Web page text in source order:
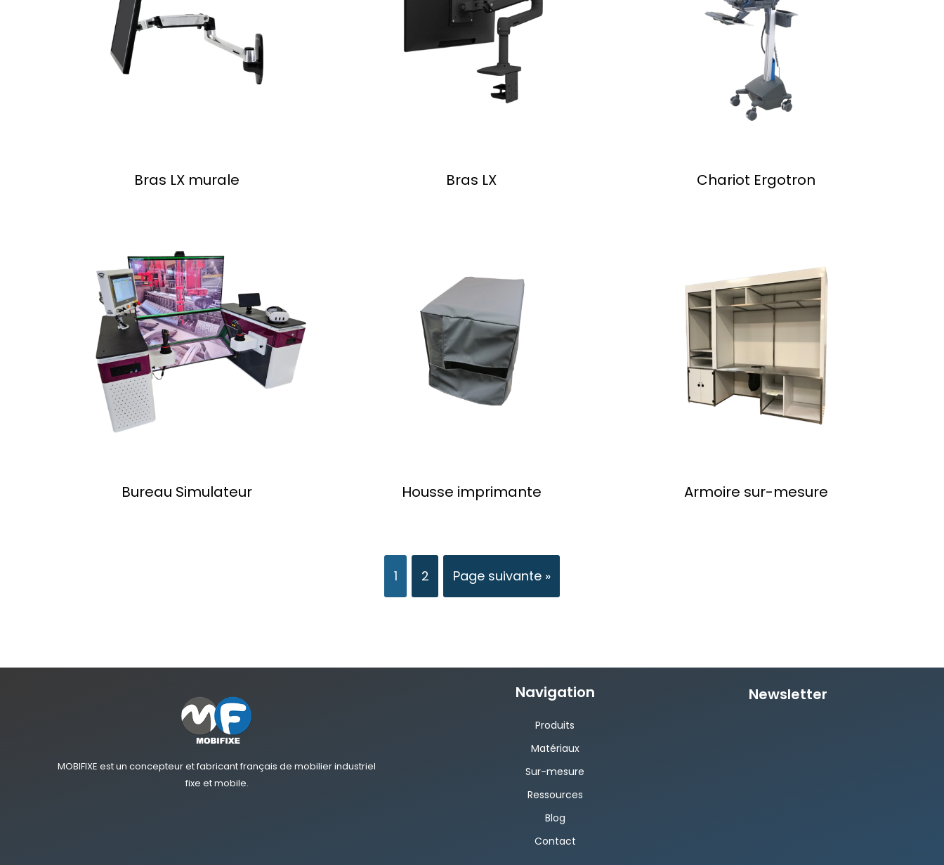
Bras LX murale Bras LX Chariot Ergotron
Bureau Simulateur Housse imprimante Armoire sur-mesure
1 2 Page suivante »
MOBIFIXE est un concepteur et fabricant français de mobilier industriel
fixe et mobile.
Navigation
Produits
Matériaux
Sur-mesure
Ressources
Blog
Contact
Newsletter